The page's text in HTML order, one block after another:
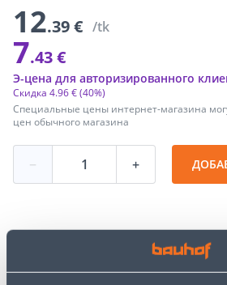
12.39 € /tk
7.43 €
Специальные цены интернет-магазина
цен обычного магазина
Скидка 4.96 €(40%)
Э-цена для авторизированного
− +
Посмотреть наличие